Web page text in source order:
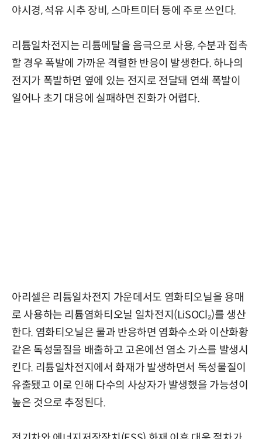
야시경, 석유 시추 장비, 스마트미터 등에 주로 쓰인다.
리튬일차전지는 리튬메탈을 음극으로 사용, 수분과 접촉
할 경우 폭발에 가까운 격렬한 반응이 발생한다. 하나의
전지가 폭발하면 옆에 있는 전지로 전달돼 연쇄 폭발이
일어나 초기 대응에 실패하면 진화가 어렵다.
아리셀은 리튬일차전지 가운데서도 염화티오닐을 용매
로 사용하는 리튬염화티오닐 일차전지(LiSOCl₂)를 생산
한다. 염화티오닐은 물과 반응하면 염화수소와 이산화황
같은 독성물질을 배출하고 고온에선 염소 가스를 발생시
킨다. 리튬일차전지에서 화재가 발생하면서 독성물질이
유출됐고 이로 인해 다수의 사상자가 발생했을 가능성이
높은 것으로 추정된다.